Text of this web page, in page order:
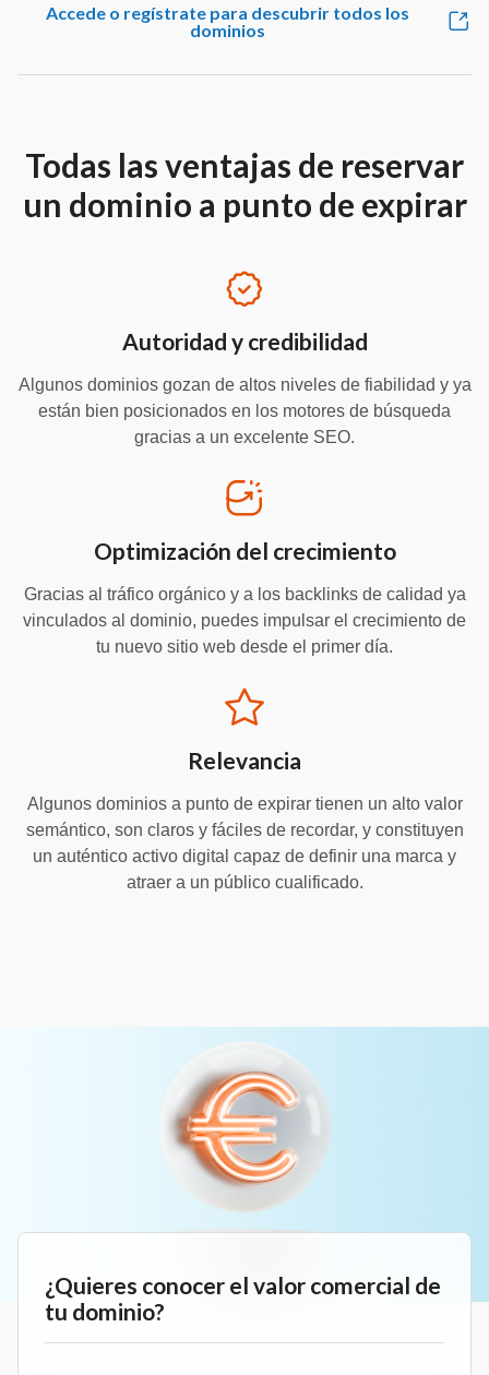
Accede o regístrate para descubrir todos los
dominios
Todas las ventajas de reservar
un dominio a punto de expirar
Autoridad y credibilidad
Algunos dominios gozan de altos niveles de fiabilidad y ya
están bien posicionados en los motores de búsqueda
gracias a un excelente SEO.
Optimización del crecimiento
Gracias al tráfico orgánico y a los backlinks de calidad ya
vinculados al dominio, puedes impulsar el crecimiento de
tu nuevo sitio web desde el primer día.
Relevancia
Algunos dominios a punto de expirar tienen un alto valor
semántico, son claros y fáciles de recordar, y constituyen
un auténtico activo digital capaz de definir una marca y
atraer a un público cualificado.
¿Quieres conocer el valor comercial de
tu dominio?